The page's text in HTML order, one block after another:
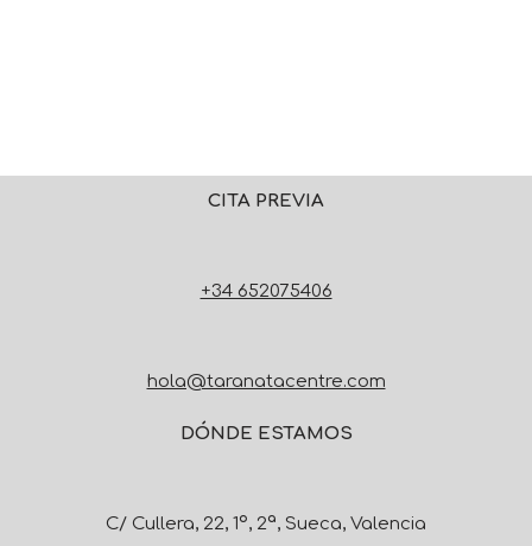
CITA PREVIA
+34 652075406
hola@taranatacentre.com
DÓNDE ESTAMOS
C/ Cullera, 22, 1º, 2ª, Sueca, Valencia